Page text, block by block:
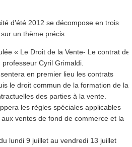
d’été 2012 se décompose en trois
un thème précis.
« Le Droit de la Vente- Le contrat de
Cyril Grimaldi.
en premier lieu les contrats
le droit commun de la formation de la
des parties à la vente.
les règles spéciales applicables
ventes de fond de commerce et la
lundi 9 juillet au vendredi 13 juillet